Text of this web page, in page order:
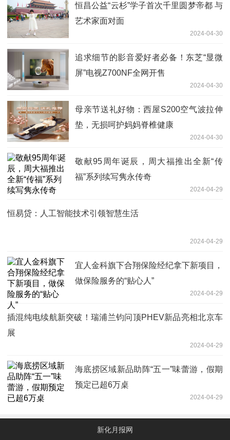
恒昌公益“云杉”学子首次千里圆梦帝都 与
艺术家面对面
2024-04-30
追求细节的影音爱好者必备！东芝“显微
屏”电视Z700NF全网开售
2024-04-30
母亲节送礼好物：西屋S200空气波拉伸
垫，无损呵护妈妈脊椎健康
2024-04-30
敬献95周年诞辰，周大福推出全新“传
福”系列续写隽永传奇
2024-04-29
恒易贷：人工智能技术引领智慧生活
2024-04-29
宜人金科旗下合翔保险经纪拿下新项目，
做保险服务的“贴心人”
2024-04-29
插混纯电续航新突破！瑞浦兰钧问顶PHEV新品亮相北京车
展
2024-04-29
海底捞区域新品助阵“五一”味蕾游，假期
预定已超6万桌
2024-04-29
新化月报网